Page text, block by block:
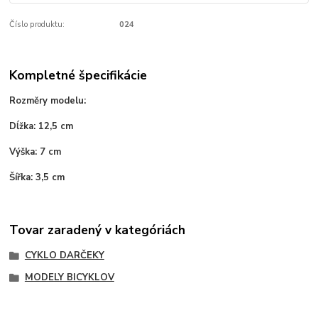
Číslo produktu: 024
Kompletné špecifikácie
Rozměry modelu:
Dĺžka: 12,5 cm
Výška: 7 cm
Šířka: 3,5 cm
Tovar zaradený v kategóriách
CYKLO DARČEKY
MODELY BICYKLOV